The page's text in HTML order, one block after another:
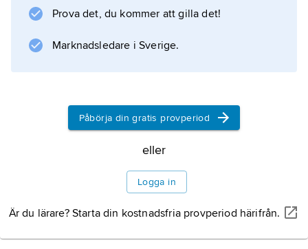
tvungen att klä
Prova det, du kommer att gilla det!
Marknadsledare i Sverige.
Påbörja din gratis provperiod
eller
Logga in
Är du lärare? Starta din kostnadsfria provperiod härifrån.